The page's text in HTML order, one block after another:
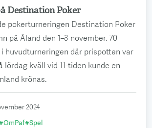
Destination Poker
pokerturneringen Destination Poker
på Åland den 1–3 november. 70
huvudturneringen där prispotten var
lördag kväll vid 11-tiden kunde en
krönas.
2024
OmPaf#Spel